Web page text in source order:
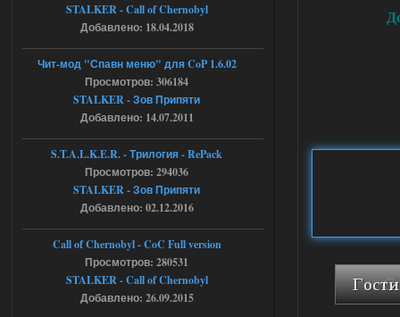
chernobyl\gamedata\scripts\xr_camper.sc
ript:510: attempt to index local 'manager'
(a nil value)
Вылет после захода в Припять.
05.08.2026
Скованные одной цепью
18:37
r4908778
с избавлением от баласта,
доходяга.
Путь во мгле + GUNSLINGER mod
Stalker-Mods-Clan-su
STALKER - Call of Chernobyl
Добавлено: 18.04.2018
Чит-мод "Спавн меню" для CoP 1.6.02
Просмотров: 306184
STALKER - Зов Припяти
Добавлено: 14.07.2011
S.T.A.L.K.E.R. - Трилогия - RePack
Просмотров: 294036
STALKER - Зов Припяти
Добавлено: 02.12.2016
Call of Chernobyl - CoC Full version
Просмотров: 280531
STALKER - Call of Chernobyl
Добавлено: 26.09.2015